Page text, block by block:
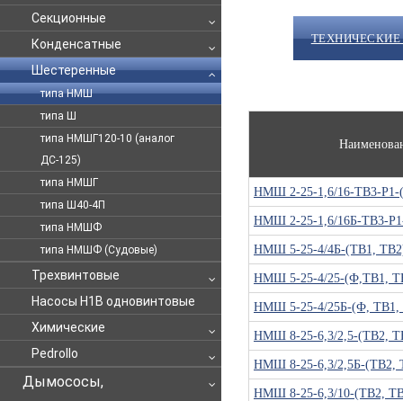
Секционные
Конденсатные
Шестеренные
типа НМШ
типа Ш
типа НМШГ120-10 (аналог
ДС-125)
типа НМШГ
типа Ш40-4П
типа НМШФ
типа НМШФ (Судовые)
Трехвинтовые
Насосы Н1В одновинтовые
Химические
Pedrollo
Дымососы,
НМШ 2-25-1,6/16-ТВ3-
НМШ 2-25-1,6/16Б-ТВ3-
НМШ 5-25-4/4Б-(ТВ1,
НМШ 5-25-4/25-(Ф,ТВ1,
НМШ 5-25-4/25Б-(Ф, ТВ1,
НМШ 8-25-6,3/2,5-(ТВ2,
НМШ 8-25-6,3/2,5Б-(ТВ2,
НМШ 8-25-6,3/10-(ТВ2,